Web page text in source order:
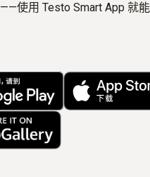
使用 Testo Smart App 就